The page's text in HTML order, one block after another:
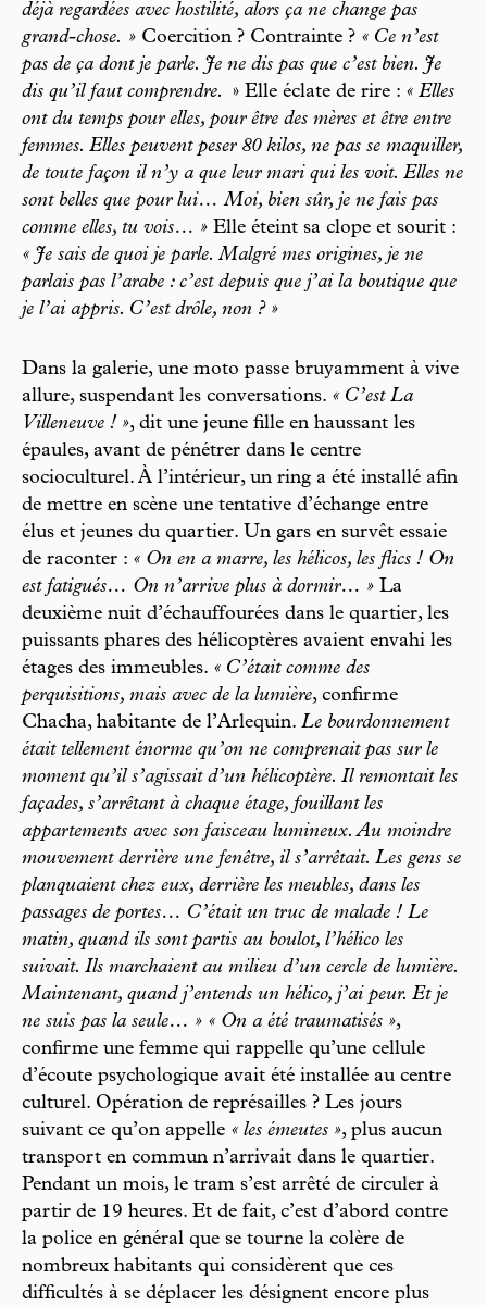
déjà regardées avec hostilité, alors ça ne change pas
grand-chose. » Coercition ? Contrainte ? « Ce n’est
pas de ça dont je parle. Je ne dis pas que c’est bien. Je
dis qu’il faut comprendre.
» Elle éclate de rire : « Elles
ont du temps pour elles, pour être des mères et être entre
femmes. Elles peuvent peser 80 kilos, ne pas se maquiller,
de toute façon il n’y a que leur mari qui les voit. Elles ne
sont belles que pour lui… Moi, bien sûr, je ne fais pas
comme elles, tu vois… » Elle éteint sa clope et sourit :
« Je sais de quoi je parle. Malgré mes origines, je ne
parlais pas l’arabe : c’est depuis que j’ai la boutique que
je l’ai appris. C’est drôle, non ? »
Dans la galerie, une moto passe bruyamment à vive
allure, suspendant les conversations. « C’est La
Villeneuve ! », dit une jeune fille en haussant les
épaules, avant de pénétrer dans le centre
socioculturel. À l’intérieur, un ring a été installé afin
de mettre en scène une tentative d’échange entre
élus et jeunes du quartier. Un gars en survêt essaie
de raconter : « On en a marre, les hélicos, les flics ! On
est fatigués… On n’arrive plus à dormir… » La
deuxième nuit d’échauffourées dans le quartier, les
puissants phares des hélicoptères avaient envahi les
étages des immeubles. « C’était comme des
perquisitions, mais avec de la lumière, confirme
Chacha, habitante de l’Arlequin. Le bourdonnement
était tellement énorme qu’on ne comprenait pas sur le
moment qu’il s’agissait d’un hélicoptère. Il remontait les
façades, s’arrêtant à chaque étage, fouillant les
appartements avec son faisceau lumineux. Au moindre
mouvement derrière une fenêtre, il s’arrêtait. Les gens se
planquaient chez eux, derrière les meubles, dans les
passages de portes… C’était un truc de malade ! Le
matin, quand ils sont partis au boulot, l’hélico les
suivait. Ils marchaient au milieu d’un cercle de lumière.
Maintenant, quand j’entends un hélico, j’ai peur. Et je
ne suis pas la seule… » « On a été traumatisés »,
confirme une femme qui rappelle qu’une cellule
d’écoute psychologique avait été installée au centre
culturel. Opération de représailles ? Les jours
suivant ce qu’on appelle « les émeutes », plus aucun
transport en commun n’arrivait dans le quartier.
Pendant un mois, le tram s’est arrêté de circuler à
partir de 19 heures. Et de fait, c’est d’abord contre
la police en général que se tourne la colère de
nombreux habitants qui considèrent que ces
difficultés à se déplacer les désignent encore plus